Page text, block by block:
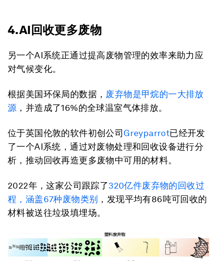
4.AI回收更多废物
另一个AI系统正通过提高废物管理的效率来助力应
对气候变化。
根据美国环保局的数据， 废弃物是甲烷的一大排放
源 ，并造成了16%的全球温室气体排放。
位于英国伦敦的软件初创公司 Greyparrot已经开发
了一个AI系统，通过对废物处理和回收设备进行分
析，推动回收再造更多废物中可用的材料。
2022年，这家公司跟踪了320亿件废弃物的回收过
程，涵盖67种废物类别 ，发现平均有86吨可回收的
材料被送往垃圾填埋场。